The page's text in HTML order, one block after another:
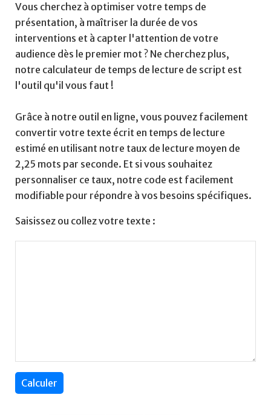
Vous cherchez à optimiser votre temps de
présentation, à maîtriser la durée de vos
interventions et à capter l'attention de votre
audience dès le premier mot ? Ne cherchez plus,
notre calculateur de temps de lecture de script est
l'outil qu'il vous faut !
Grâce à notre outil en ligne, vous pouvez facilement
convertir votre texte écrit en temps de lecture
estimé en utilisant notre taux de lecture moyen de
2,25 mots par seconde. Et si vous souhaitez
personnaliser ce taux, notre code est facilement
modifiable pour répondre à vos besoins spécifiques.
Saisissez ou collez votre texte :
Calculer